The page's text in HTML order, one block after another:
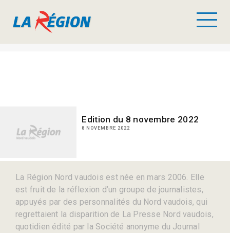
Edition du 8 novembre 2022
8 NOVEMBRE 2022
La Région Nord vaudois est née en mars 2006. Elle
est fruit de la réflexion d’un groupe de journalistes,
appuyés par des personnalités du Nord vaudois, qui
regrettaient la disparition de La Presse Nord vaudois,
quotidien édité par la Société anonyme du Journal